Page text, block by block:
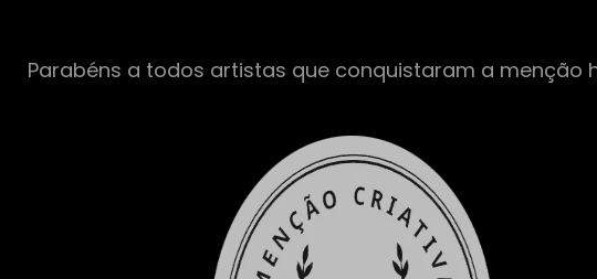
Parabéns a todos artistas que conquistaram a menção